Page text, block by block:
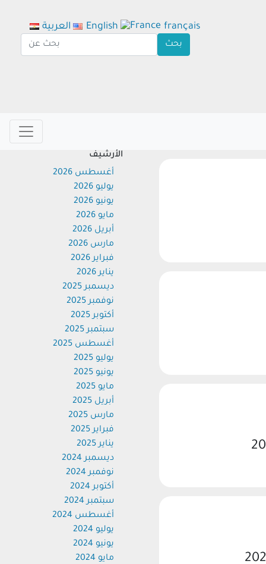
الأرشيف
أغسطس 2026
يوليو 2026
يونيو 2026
مايو 2026
أبريل 2026
مارس 2026
فبراير 2026
يناير 2026
ديسمبر 2025
نوفمبر 2025
أكتوبر 2025
سبتمبر 2025
أغسطس 2025
يوليو 2025
يونيو 2025
مايو 2025
أبريل 2025
مارس 2025
فبراير 2025
يناير 2025
ديسمبر 2024
نوفمبر 2024
أكتوبر 2024
سبتمبر 2024
أغسطس 2024
يوليو 2024
يونيو 2024
مايو 2024
العربية English français